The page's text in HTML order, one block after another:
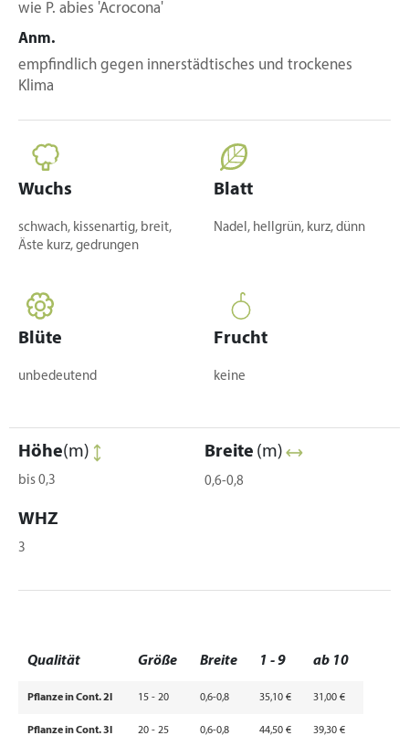
wie P. abies 'Acrocona'
Anm.
empfindlich gegen innerstädtisches und trockenes
Klima
Wuchs
schwach, kissenartig, breit,
Äste kurz, gedrungen
Blatt
Nadel, hellgrün, kurz, dünn
Blüte
unbedeutend
Frucht
keine
Höhe(m)
bis 0,3
Breite (m)
0,6-0,8
WHZ
3
Qualität Größe Breite 1 - 9 ab 10
Pflanze in Cont. 2l 15 - 20 0,6-0,8 35,10 € 31,00 €
Pflanze in Cont. 3l 20 - 25 0,6-0,8 44,50 € 39,30 €